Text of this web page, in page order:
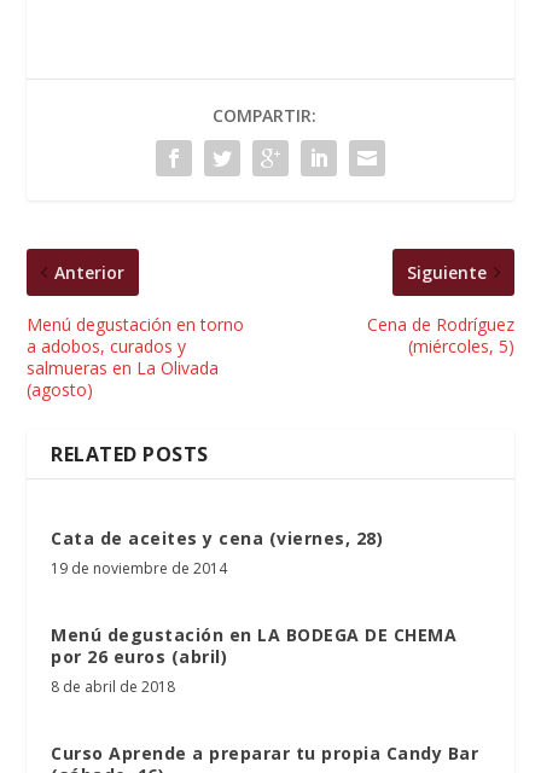
COMPARTIR:
Anterior
Menú degustación en torno
a adobos, curados y
salmueras en La Olivada
(agosto)
Siguiente
Cena de Rodríguez
(miércoles, 5)
RELATED POSTS
Cata de aceites y cena (viernes, 28)
19 de noviembre de 2014
Menú degustación en LA BODEGA DE CHEMA
por 26 euros (abril)
8 de abril de 2018
Curso Aprende a preparar tu propia Candy Bar